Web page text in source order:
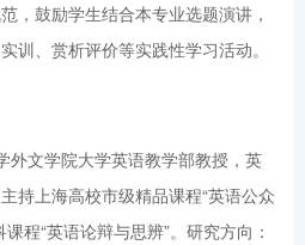
，鼓励学生结合本专业选题演讲，
训、赏析评价等实践性学习活动。
外文学院大学英语教学部教授，英
持上海高校市级精品课程“英语公众
程“英语论辩与思辨”。研究方向：